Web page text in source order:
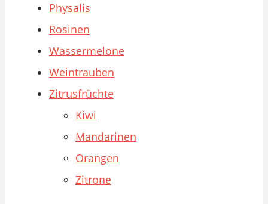
Physalis
Rosinen
Wassermelone
Weintrauben
Zitrusfrüchte
Kiwi
Mandarinen
Orangen
Zitrone